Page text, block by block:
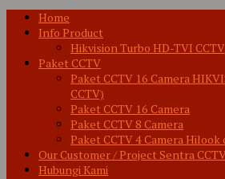
Home
Info Product
Hikvision Turbo HD-TVI CCTV
Paket CCTV
Paket CCTV 16 Camera
CCTV)
Paket CCTV 16 Camera
Paket CCTV 8 Camera
Paket CCTV 4 Camera Hilook
Our Customer / Project Sentra
Hubungi Kami